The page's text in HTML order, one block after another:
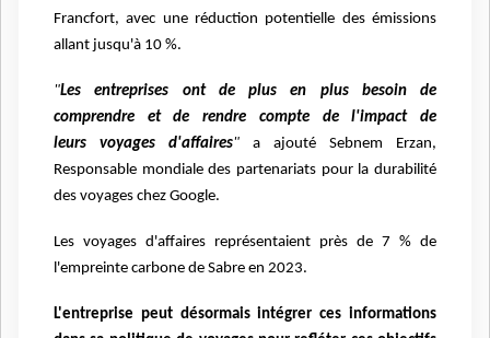
Francfort, avec une réduction potentielle des émissions
allant jusqu'à 10 %.
"Les entreprises ont de plus en plus besoin de
comprendre et de rendre compte de l'impact de
leurs voyages d'affaires" a ajouté Sebnem Erzan,
Responsable mondiale des partenariats pour la durabilité
des voyages chez Google.
Les voyages d'affaires représentaient près de 7 % de
l'empreinte carbone de Sabre en 2023.
L'entreprise peut désormais intégrer ces informations